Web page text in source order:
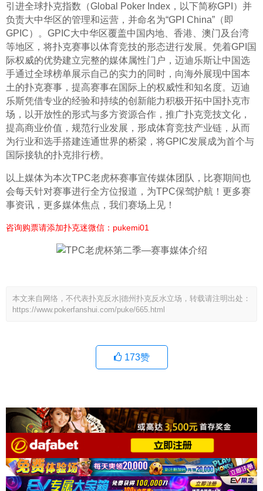
引进全球扑克指数（Global Poker Index，以下简称GPI）并
负责大中华区的管理和运营，并命名为“GPI China”（即
GPIC）。GPIC大中华区覆盖中国内地、香港、澳门及台湾
等地区，将扑克赛事以体育竞技的形态进行发展。凭着GPI国
际权威的优势建立完整的媒体属性门户，迈迪乐斯让中国选
手通过全球榜单展示自己的实力的同时，向海外展现中国本
土的扑克赛事，提高赛事在国际上的权威性和知名度。迈迪
乐斯凭借专业的经验和持续的创新能力积极开拓中国扑克市
场，以开放性的形式与多方资源合作，推广扑克竞技文化，
提高商业价值，规范行业发展，形成体育竞技产业链，从而
为行业和选手搭建连通世界的桥梁，将GPIC发展成为首个与
国际接轨的扑克排行榜。
以上媒体为本次TPC老虎杯赛事宣传媒体团队，比赛期间也
会每天针对赛事进行全方位报道，为TPC保驾护航！更多赛
事资讯，更多媒体焦点，我们赛场上见！
咨询购票请添加扑克迷微信：pukemi01
本文来自网络，不代表扑克反水|德州扑克反水立场，转载请注明出处：
https://www.pokerfanshui.com/puke/665.html
173赞